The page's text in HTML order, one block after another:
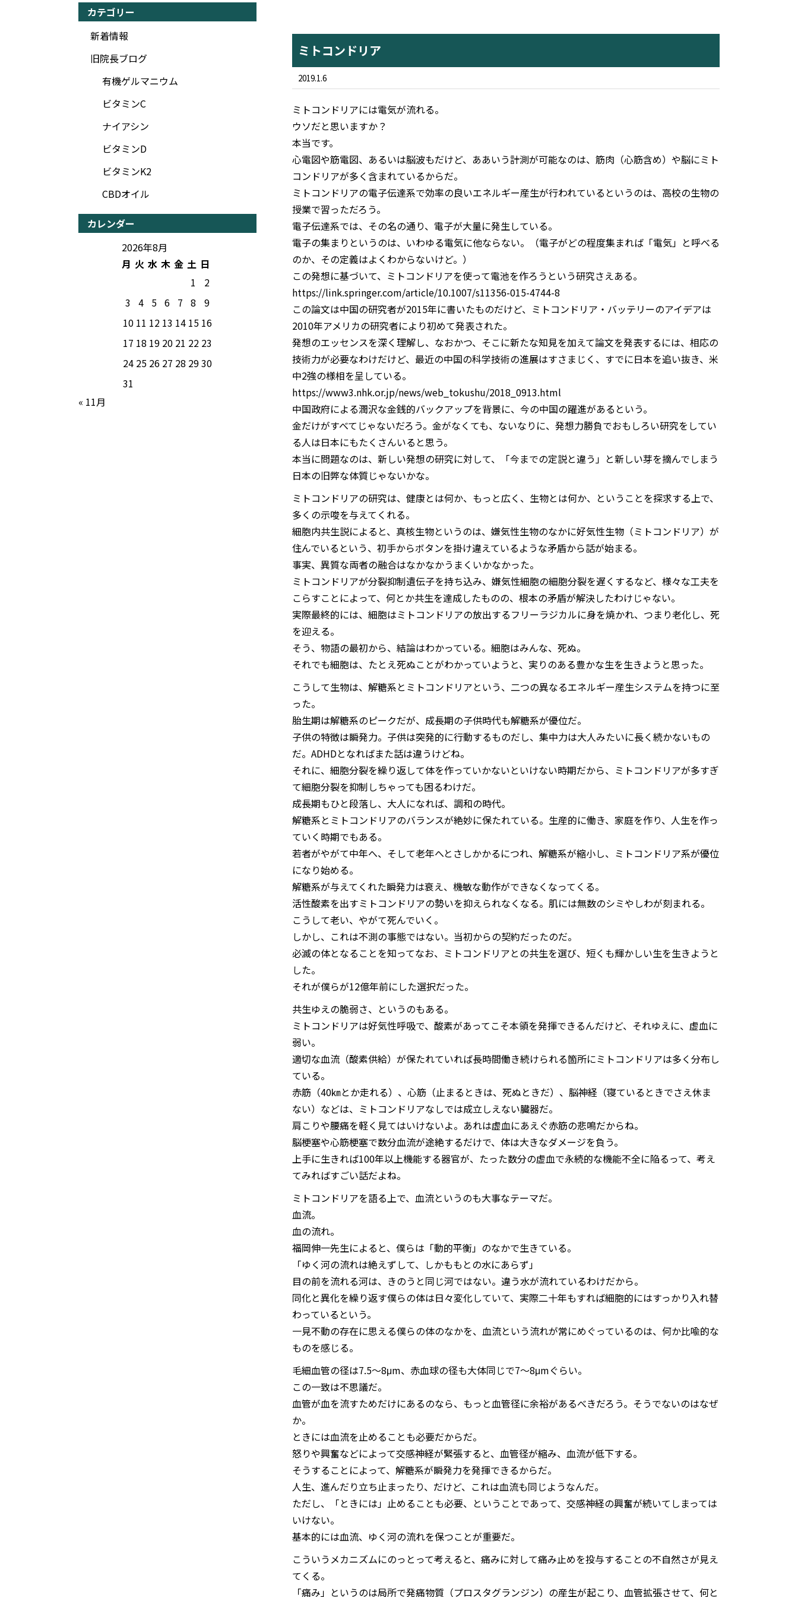
ミトコンドリア
2019.1.6
ミトコンドリアには電気が流れる。
ウソだと思いますか？
本当です。
心電図や筋電図、あるいは脳波もだけど、ああいう計測が可能なのは、筋肉（心筋含め）や脳にミト
コンドリアが多く含まれているからだ。
ミトコンドリアの電子伝達系で効率の良いエネルギー産生が行われているというのは、高校の生物の
授業で習っただろう。
電子伝達系では、その名の通り、電子が大量に発生している。
電子の集まりというのは、いわゆる電気に他ならない。（電子がどの程度集まれば「電気」と呼べる
のか、その定義はよくわからないけど。）
この発想に基づいて、ミトコンドリアを使って電池を作ろうという研究さえある。
https://link.springer.com/article/10.1007/s11356-015-4744-8
この論文は中国の研究者が2015年に書いたものだけど、ミトコンドリア・バッテリーのアイデアは
2010年アメリカの研究者により初めて発表された。
発想のエッセンスを深く理解し、なおかつ、そこに新たな知見を加えて論文を発表するには、相応の
技術力が必要なわけだけど、最近の中国の科学技術の進展はすさまじく、すでに日本を追い抜き、米
中2強の様相を呈している。
https://www3.nhk.or.jp/news/web_tokushu/2018_0913.html
中国政府による潤沢な金銭的バックアップを背景に、今の中国の躍進があるという。
金だけがすべてじゃないだろう。金がなくても、ないなりに、発想力勝負でおもしろい研究をしてい
る人は日本にもたくさんいると思う。
本当に問題なのは、新しい発想の研究に対して、「今までの定説と違う」と新しい芽を摘んでしまう
日本の旧弊な体質じゃないかな。
ミトコンドリアの研究は、健康とは何か、もっと広く、生物とは何か、ということを探求する上で、
多くの示唆を与えてくれる。
細胞内共生説によると、真核生物というのは、嫌気性生物のなかに好気性生物（ミトコンドリア）が
住んでいるという、初手からボタンを掛け違えているような矛盾から話が始まる。
事実、異質な両者の融合はなかなかうまくいかなかった。
ミトコンドリアが分裂抑制遺伝子を持ち込み、嫌気性細胞の細胞分裂を遅くするなど、様々な工夫を
こらすことによって、何とか共生を達成したものの、根本の矛盾が解決したわけじゃない。
実際最終的には、細胞はミトコンドリアの放出するフリーラジカルに身を焼かれ、つまり老化し、死
を迎える。
そう、物語の最初から、結論はわかっている。細胞はみんな、死ぬ。
それでも細胞は、たとえ死ぬことがわかっていようと、実りのある豊かな生を生きようと思った。
こうして生物は、解糖系とミトコンドリアという、二つの異なるエネルギー産生システムを持つに至
った。
胎生期は解糖系のピークだが、成長期の子供時代も解糖系が優位だ。
子供の特徴は瞬発力。子供は突発的に行動するものだし、集中力は大人みたいに長く続かないもの
だ。ADHDとなればまた話は違うけどね。
それに、細胞分裂を繰り返して体を作っていかないといけない時期だから、ミトコンドリアが多すぎ
て細胞分裂を抑制しちゃっても困るわけだ。
成長期もひと段落し、大人になれば、調和の時代。
解糖系とミトコンドリアのバランスが絶妙に保たれている。生産的に働き、家庭を作り、人生を作っ
ていく時期でもある。
若者がやがて中年へ、そして老年へとさしかかるにつれ、解糖系が縮小し、ミトコンドリア系が優位
になり始める。
解糖系が与えてくれた瞬発力は衰え、機敏な動作ができなくなってくる。
活性酸素を出すミトコンドリアの勢いを抑えられなくなる。肌には無数のシミやしわが刻まれる。
こうして老い、やがて死んでいく。
しかし、これは不測の事態ではない。当初からの契約だったのだ。
必滅の体となることを知ってなお、ミトコンドリアとの共生を選び、短くも輝かしい生を生きようと
した。
それが僕らが12億年前にした選択だった。
共生ゆえの脆弱さ、というのもある。
ミトコンドリアは好気性呼吸で、酸素があってこそ本領を発揮できるんだけど、それゆえに、虚血に
弱い。
適切な血流（酸素供給）が保たれていれば長時間働き続けられる箇所にミトコンドリアは多く分布し
ている。
赤筋（40㎞とか走れる）、心筋（止まるときは、死ぬときだ）、脳神経（寝ているときでさえ休ま
ない）などは、ミトコンドリアなしでは成立しえない臓器だ。
肩こりや腰痛を軽く見てはいけないよ。あれは虚血にあえぐ赤筋の悲鳴だからね。
脳梗塞や心筋梗塞で数分血流が途絶するだけで、体は大きなダメージを負う。
上手に生きれば100年以上機能する器官が、たった数分の虚血で永続的な機能不全に陥るって、考え
てみればすごい話だよね。
ミトコンドリアを語る上で、血流というのも大事なテーマだ。
血流。
血の流れ。
福岡伸一先生によると、僕らは「動的平衡」のなかで生きている。
「ゆく河の流れは絶えずして、しかももとの水にあらず」
目の前を流れる河は、きのうと同じ河ではない。違う水が流れているわけだから。
同化と異化を繰り返す僕らの体は日々変化していて、実際二十年もすれば細胞的にはすっかり入れ替
わっているという。
一見不動の存在に思える僕らの体のなかを、血流という流れが常にめぐっているのは、何か比喩的な
ものを感じる。
毛細血管の径は7.5～8μm、赤血球の径も大体同じで7～8μmぐらい。
この一致は不思議だ。
血管が血を流すためだけにあるのなら、もっと血管径に余裕があるべきだろう。そうでないのはなぜ
か。
ときには血流を止めることも必要だからだ。
怒りや興奮などによって交感神経が緊張すると、血管径が縮み、血流が低下する。
そうすることによって、解糖系が瞬発力を発揮できるからだ。
人生、進んだり立ち止まったり、だけど、これは血流も同じようなんだ。
ただし、「ときには」止めることも必要、ということであって、交感神経の興奮が続いてしまっては
いけない。
基本的には血流、ゆく河の流れを保つことが重要だ。
こういうメカニズムにのっとって考えると、痛みに対して痛み止めを投与することの不自然さが見え
てくる。
「痛み」というのは局所で発痛物質（プロスタグランジン）の産生が起こり、血管拡張させて、何と
カテゴリー
新着情報
旧院長ブログ
有機ゲルマニウム
ビタミンC
ナイアシン
ビタミンD
ビタミンK2
CBDオイル
カレンダー
2026年8月
月 火 水 木 金 土 日
1
2
3 4 5 6 7 8
9
10 11 12 13 14 15 16
17 18 19 20 21 22 23
24 25 26 27 28 2930
31
« 11月